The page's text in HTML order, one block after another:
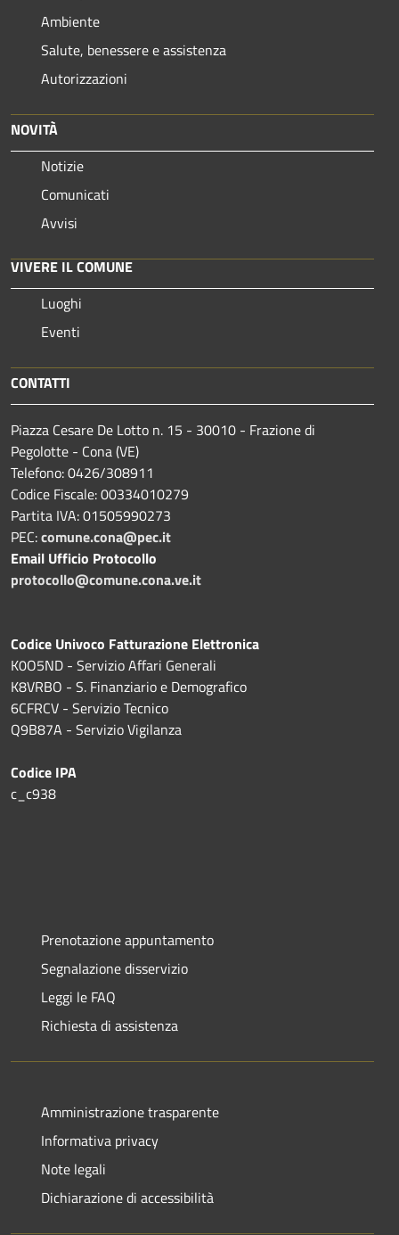
Ambiente
Salute, benessere e assistenza
Autorizzazioni
NOVITÀ
Notizie
Comunicati
Avvisi
VIVERE IL COMUNE
Luoghi
Eventi
CONTATTI
Piazza Cesare De Lotto n. 15 - 30010 - Frazione di
Pegolotte - Cona (VE)
Telefono: 0426/308911
Codice Fiscale: 00334010279
Partita IVA: 01505990273
PEC:comune.cona@pec.it
Email Ufficio Protocollo
protocollo@comune.cona.ve.it
Codice Univoco Fatturazione Elettronica
K0O5ND - Servizio Affari Generali
K8VRBO - S. Finanziario e Demografico
6CFRCV - Servizio Tecnico
Q9B87A - Servizio Vigilanza
Codice IPA
c_c938
Prenotazione appuntamento
Segnalazione disservizio
Leggi le FAQ
Richiesta di assistenza
Amministrazione trasparente
Informativa privacy
Note legali
Dichiarazione di accessibilità